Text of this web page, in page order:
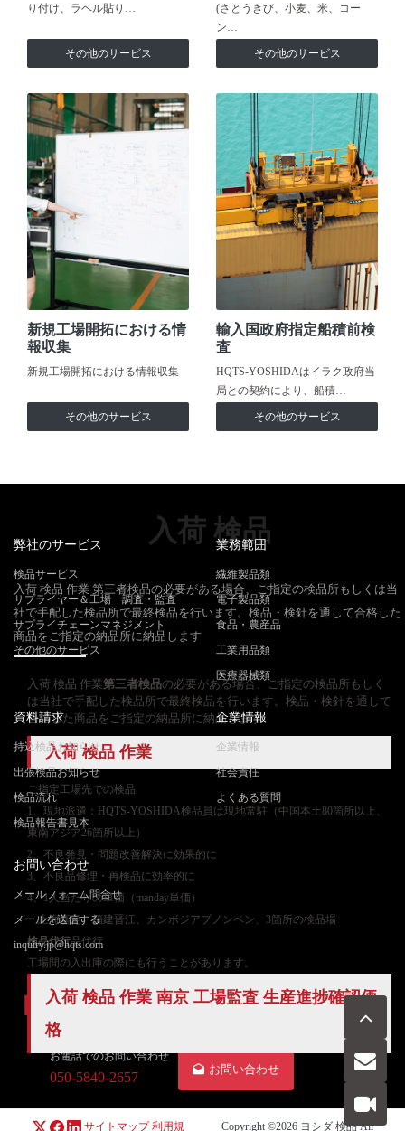
り付け、ラベル貼り…
その他のサービス
(さとうきび、小麦、米、コー
ン…
その他のサービス
新規工場開拓における情
報収集
新規工場開拓における情報収集
その他のサービス
輸入国政府指定船積前検
査
HQTS-YOSHIDAはイラク政府当
局との契約により、船積…
その他のサービス
入荷 検品
入荷 検品 作業 第三者検品の必要がある場合、ご指定の検品所もしくは当
社で手配した検品所で最終検品を行います。検品・検針を通して合格した
商品をご指定の納品所に納品します
入荷 検品 作業第三者検品の必要がある場合、ご指定の検品所もしく
は当社で手配した検品所で最終検品を行います。検品・検針を通して
合格した商品をご指定の納品所に納品します
入荷 検品 作業
ご指定工場先での検品
1、現地派遣：HQTS-YOSHIDA検品員は現地常駐（中国本土80箇所以上、
東南アジア26箇所以上）
2、不良発見・問題改善解決に効果的に
3、不良品修理・再検品に効率的に
4、1人当たりの単価（manday単価）
上海嘉定、福建晋江、カンボジアプノンペン、3箇所の検品場
検品代行品代行
工場間の入出庫の際にも行うことがあります。
入荷 検品 作業 南京 工場監査 生産進捗確認価
格
弊社のサービス
検品サービス
サプライヤー＆工場 調査・監査
サプライチェーンマネジメント
その他のサービス
業務範囲
繊維製品類
電子製品類
食品・農産品
工業用品類
医療器械類
資料請求
持込検品お知らせ
出張検品お知らせ
検品流れ
検品報告書見本
企業情報
企業情報
社会責任
よくある質問
お問い合わせ
メールフォーム問合せ
メールを送信する
inquiry.jp@hqts.com
お電話でのお問い合わせ
050-5840-2657
お問い合わせ
サイトマップ 利用規 Copyright ©2026 ヨシダ 検品All